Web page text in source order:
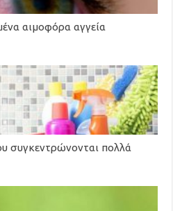
αιμοφόρα αγγεία
συγκεντρώνονται πολλά